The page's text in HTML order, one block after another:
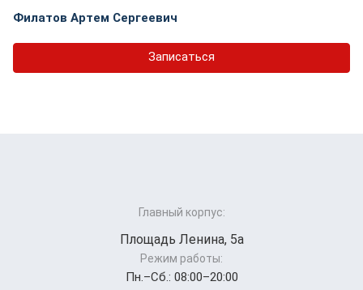
Филатов Артем Сергеевич
Записаться
Главный корпус:
Площадь Ленина, 5а
Режим работы:
Пн.–Cб.: 08:00–20:00